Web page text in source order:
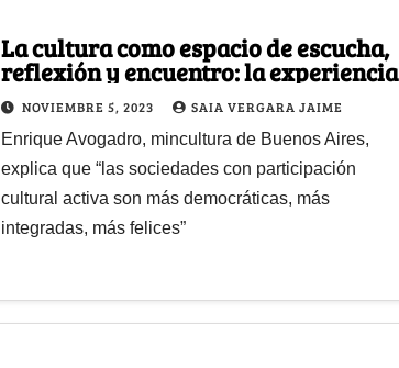
La cultura como espacio de escucha,
reflexión y encuentro: la experiencia
Porteña
NOVIEMBRE 5, 2023 SAIA VERGARA JAIME
Enrique Avogadro, mincultura de Buenos Aires,
explica que “las sociedades con participación
cultural activa son más democráticas, más
integradas, más felices”